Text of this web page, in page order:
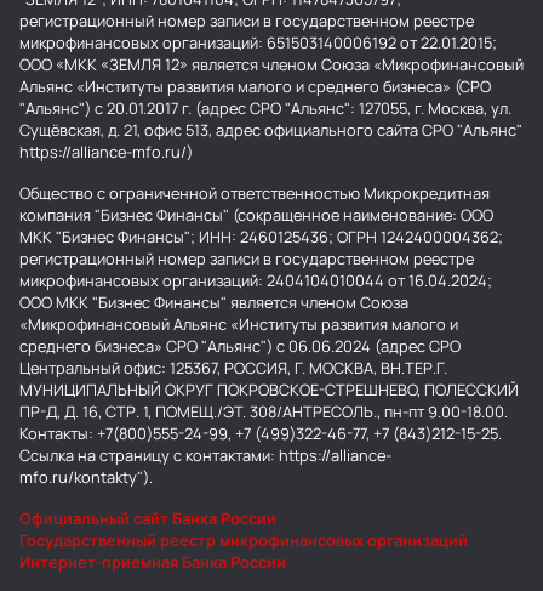
регистрационный номер записи в государственном реестре
микрофинансовых организаций: 651503140006192 от 22.01.2015;
ООО «МКК «ЗЕМЛЯ 12» является членом Союза «Микрофинансовый
Альянс «Институты развития малого и среднего бизнеса» (СРО
"Альянс") с 20.01.2017 г. (адрес СРО "Альянс": 127055, г. Москва, ул.
Сущёвская, д. 21, офис 513, адрес официального сайта СРО "Альянс"
https://alliance-mfo.ru/)
Общество с ограниченной ответственностью Микрокредитная
компания "Бизнес Финансы" (сокращенное наименование: ООО
МКК "Бизнес Финансы"; ИНН: 2460125436; ОГРН 1242400004362;
регистрационный номер записи в государственном реестре
микрофинансовых организаций: 2404104010044 от 16.04.2024;
ООО МКК "Бизнес Финансы" является членом Союза
«Микрофинансовый Альянс «Институты развития малого и
среднего бизнеса» СРО "Альянс") с 06.06.2024 (адрес СРО
Центральный офис: 125367, РОССИЯ, Г. МОСКВА, ВН.ТЕР.Г.
МУНИЦИПАЛЬНЫЙ ОКРУГ ПОКРОВСКОЕ-СТРЕШНЕВО, ПОЛЕССКИЙ
ПР-Д, Д. 16, СТР. 1, ПОМЕЩ./ЭТ. 308/АНТРЕСОЛЬ., пн-пт 9.00-18.00.
Контакты: +7(800)555-24-99, +7 (499)322-46-77, +7 (843)212-15-25.
Ссылка на страницу с контактами: https://alliance-
mfo.ru/kontakty").
Официальный сайт Банка России
Государственный реестр микрофинансовых организаций
Интернет-приемная Банка России